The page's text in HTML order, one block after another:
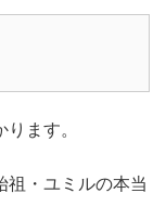
ます。
祖・ユミルの本当